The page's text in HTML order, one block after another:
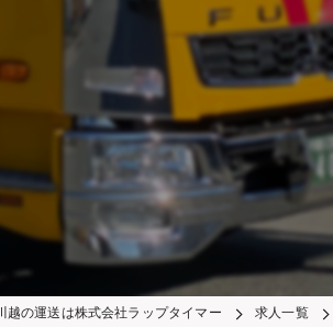
越の運送は株式会社ラップタイマー 求人一覧